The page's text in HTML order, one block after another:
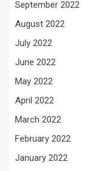
September 2022
August 2022
July 2022
June 2022
May 2022
April 2022
March 2022
February 2022
January 2022